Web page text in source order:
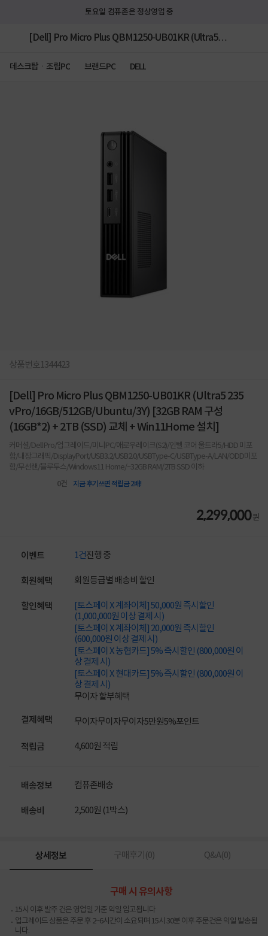
토요일 컴퓨존은 정상영업 중
[Dell] Pro Micro Plus QBM1250-UB01KR (Ultra5
데스크탑ㆍ조립PC 브랜드PC DELL
상품번호1344423
[Dell] Pro Micro Plus QBM1250-UB01KR (Ultra5 235
vPro/16GB/512GB/Ubuntu/3Y) [32GB RAM 구성
(16GB*2) + 2TB (SSD) 교체 + Win11Home 설치]
커머셜/Dell Pro/업그레이드/미니PC/애로우레이크(S2)/인텔 코어 울트라5/HDD 미포
함/내장그래픽/DisplayPort/USB3.2/USB2.0/USBType-C/USBType-A/LAN/ODD미포
함/무선랜/블루투스/Windows11 Home/~32GB RAM/2TB SSD 이하
0건 지금 후기쓰면 적립금 2배!
2,299,000원
이벤트 1건진행 중
회원혜택 회원등급별 배송비 할인
할인혜택
[토스페이 X 계좌이체] 50,000원 즉시할인
(1,000,000원 이상 결제 시)
[토스페이 X 계좌이체] 20,000원 즉시할인
(600,000원 이상 결제 시)
[토스페이 X 농협카드] 5% 즉시할인 (800,000원 이
상 결제 시)
[토스페이 X 현대카드] 5% 즉시할인 (800,000원 이
상 결제 시)
무이자 할부혜택
결제혜택 무이자무이자무이자5만원5%포인트
적립금 4,600원 적립
배송정보 컴퓨존배송
배송비 2,500원 (1박스)
상세정보 구매후기(0) Q&A(0)
구매 시 유의사항
15시 이후 발주 건은 영업일 기준 익일 입고됩니다
업그레이드 상품은 주문 후 2~6시간이 소요되며 15시 30분 이후 주문건은 익일 발송됩
니다.